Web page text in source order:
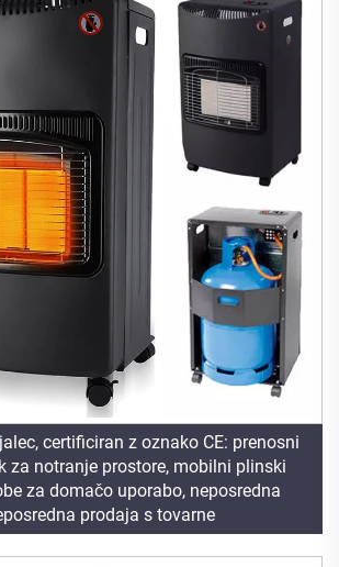
certificiran z oznako CE: prenosni
za notranje prostore, mobilni plinski
za domačo uporabo, neposredna
prodaja s tovarne